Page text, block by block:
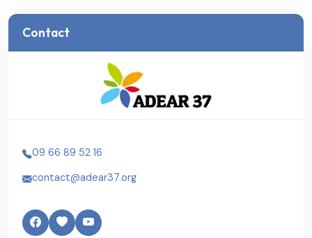
Contact
09 66 89 52 16
contact@adear37.org